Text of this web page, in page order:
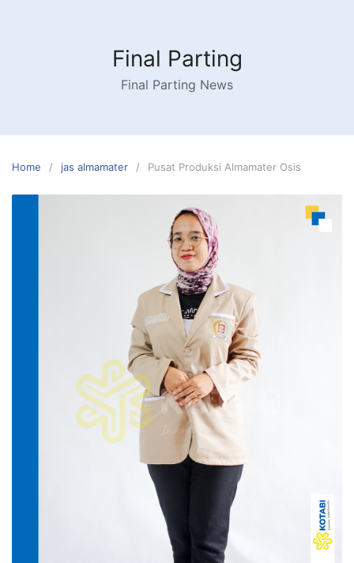
Final Parting
Final Parting News
Home jas almamater Pusat Produksi Almamater Osis